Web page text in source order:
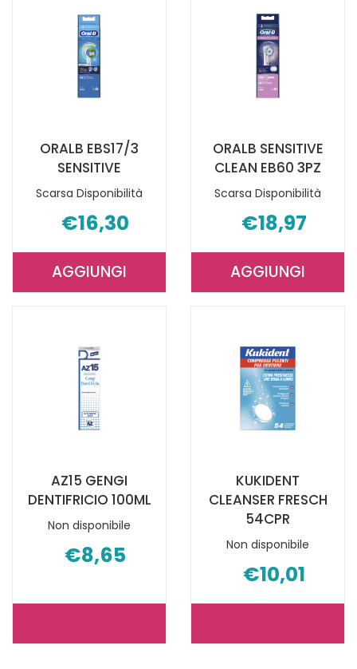
C
20CPR AL
CARRELLO
CARRELLO
ORALB EBS17/3
SENSITIVE
Scarsa Disponibilità
€16,30
AGGIUNGIAGGIUNGI ORALB
CARRELLO
ORALB SENSITIVE
CLEAN EB60 3PZ
Scarsa Disponibilità
€18,97
AGGIUNGIAGGIUNGI
EB60
3PZ AL
CARRELLO
AZ15 GENGI
DENTIFRICIO 100ML
Non disponibile
€8,65
KUKIDENT
CLEANSER FRESCH
54CPR
Non disponibile
€10,01